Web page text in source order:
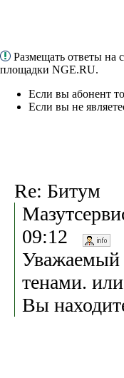
Размещать ответы на
площадки NGE.RU.
Если вы абонент
Если вы не
Re: Битум
09:12
Уважаемый
тенами.
Вы